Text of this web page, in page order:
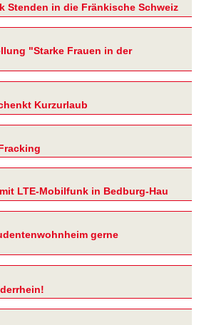
Stenden in die Fränkische Schweiz
"Starke Frauen in der
Kurzurlaub
LTE-Mobilfunk in Bedburg-Hau
gerne